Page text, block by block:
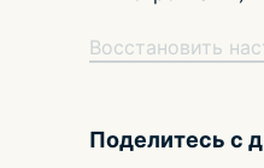
Восстановить
Поделитесь с